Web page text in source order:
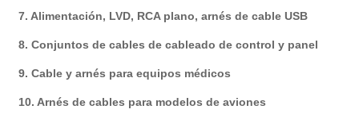
7. Alimentación, LVD, RCA plano, arnés de cable USB
8. Conjuntos de cables de cableado de control y panel
9. Cable y arnés para equipos médicos
10. Arnés de cables para modelos de aviones